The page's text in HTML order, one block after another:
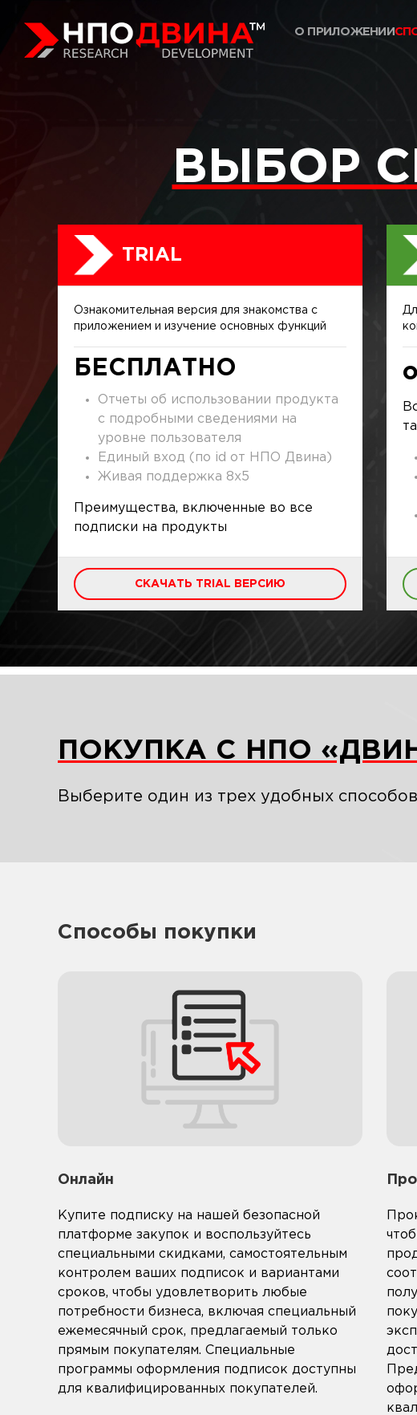
О ПРИЛОЖЕНИИ
ВЫБОР
TRIAL
Ознакомительная версия для знакомства с
приложением и изучение основных функций
БЕСПЛАТНО
Отчеты об использовании продукта
с подробными сведениями на
уровне пользователя
Единый вход (по id от НПО Двина)
Живая поддержка 8x5
Преимущества, включенные во все
подписки на продукты
СКАЧАТЬ TRIAL ВЕРСИЮ
ПОКУПКА С НПО
Выберите один из трех удобных
Способы покупки
Онлайн
Купите подписку на нашей безопасной
платформе закупок и воспользуйтесь
специальными скидками, самостоятельным
контролем ваших подписок и вариантами
сроков, чтобы удовлетворить любые
потребности бизнеса, включая специальный
ежемесячный срок, предлагаемый только
прямым покупателям. Специальные
программы оформления подписок доступны
для квалифицированных покупателей.